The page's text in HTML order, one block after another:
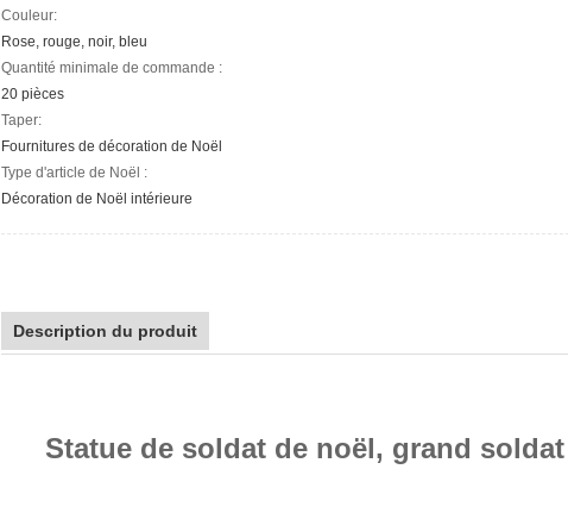
Couleur:
Rose, rouge, noir, bleu
Quantité minimale de commande :
20 pièces
Taper:
Fournitures de décoration de Noël
Type d'article de Noël :
Décoration de Noël intérieure
Description du produit
Statue de soldat de noël, grand